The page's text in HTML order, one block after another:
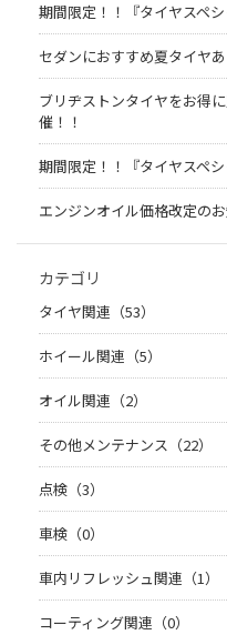
期間限定！！『タイヤスペ
セダンにおすすめ夏タイヤ
ブリヂストンタイヤをお得
催！！
期間限定！！『タイヤスペ
エンジンオイル価格改定の
カテゴリ
タイヤ関連（53）
ホイール関連（5）
オイル関連（2）
その他メンテナンス（22）
点検（3）
車検（0）
車内リフレッシュ関連（1）
コーティング関連（0）